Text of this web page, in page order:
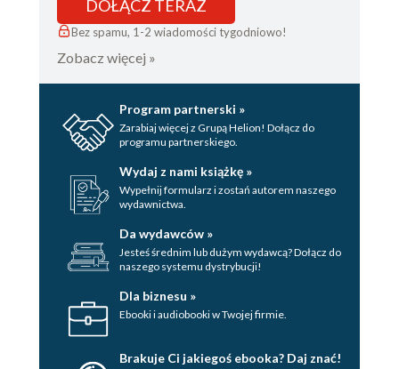
DOŁĄCZ TERAZ
Bez spamu, 1-2 wiadomości tygodniowo!
Zobacz więcej »
Program partnerski »
Zarabiaj więcej z Grupą Helion! Dołącz do
programu partnerskiego.
Wydaj z nami książkę »
Wypełnij formularz i zostań autorem naszego
wydawnictwa.
Da wydawców »
Jesteś średnim lub dużym wydawcą? Dołącz do
naszego systemu dystrybucji!
Dla biznesu »
Ebooki i audiobooki w Twojej firmie.
Brakuje Ci jakiegoś ebooka? Daj znać!